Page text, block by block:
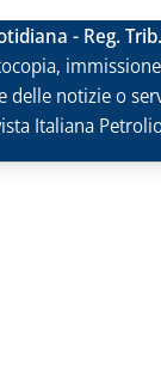
- Reg.
notizie o
Italiana